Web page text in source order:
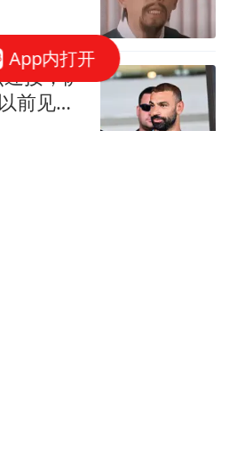
接，萨
前见过
App内打开